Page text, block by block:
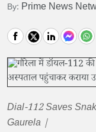
By: Prime News
Dial-112 Saves
Gaurela |